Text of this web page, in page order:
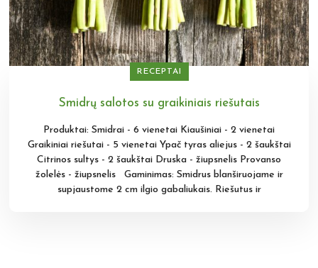
RECEPTAI
Smidrų salotos su graikiniais riešutais
Produktai: Smidrai - 6 vienetai Kiaušiniai - 2 vienetai
Graikiniai riešutai - 5 vienetai Ypač tyras aliejus - 2 šaukštai
Citrinos sultys - 2 šaukštai Druska - žiupsnelis Provanso
žolelės - žiupsnelis Gaminimas: Smidrus blanširuojame ir
supjaustome 2 cm ilgio gabaliukais. Riešutus ir